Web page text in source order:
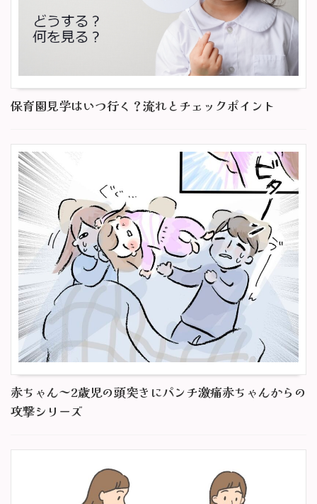
保育園見学はいつ行く？流れとチェックポイント
赤ちゃん～2歳児の頭突きにパンチ激痛赤ちゃんからの
攻撃シリーズ